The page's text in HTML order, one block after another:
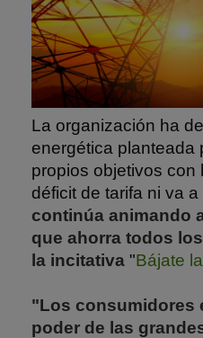
La organización ha
energética planteada
propios objetivos
déficit de tarifa ni va
continúa animando
que ahorra todos
la incitativa "Bájate
"Los consumidores
poder de las